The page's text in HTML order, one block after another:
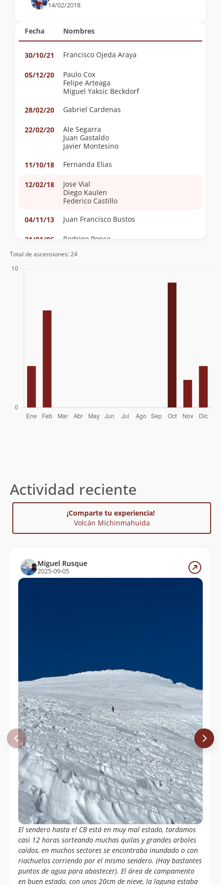
Fecha Nombres
30/10/21 Francisco Ojeda Araya
05/12/20
Paulo Cox
Felipe Arteaga
Miguel Yaksic Beckdorf
28/02/20
Gabriel Cardenas
22/02/20
Ale Segarra
Juan Gastaldo
Javier Montesino
11/10/18
Fernanda Elias
12/02/18
Jose Vial
Diego Kaulen
Federico Castillo
04/11/13
Juan Francisco Bustos
21/01/06 Rodrigo Ponce
14/02/2018
Total de ascensiones: 24
Actividad reciente
¡Comparte tu experiencia!
Volcán Michinmahuida
Miguel Rusque
2025-09-05
El sendero hasta el CB está en muy mal estado, tardamos
casi 12 horas sorteando muchas quilas y grandes arboles
caídos, en muchos sectores se encontraba inundado o con
riachuelos corriendo por el mismo sendero. (Hay bastantes
puntos de agua para abastecer). El área de campamento
en buen estado, con unos 20cm de nieve, la laguna estaba